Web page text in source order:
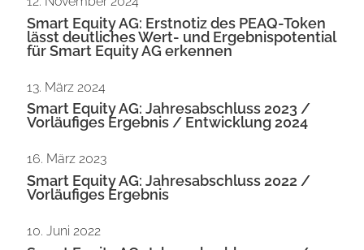
Smart Equity AG: Erstnotiz des PEAQ-Token
lässt deutliches Wert- und Ergebnispotential
für Smart Equity AG erkennen
13. März 2024
Smart Equity AG: Jahresabschluss 2023 /
Vorläufiges Ergebnis / Entwicklung 2024
16. März 2023
Smart Equity AG: Jahresabschluss 2022 /
Vorläufiges Ergebnis
10. Juni 2022